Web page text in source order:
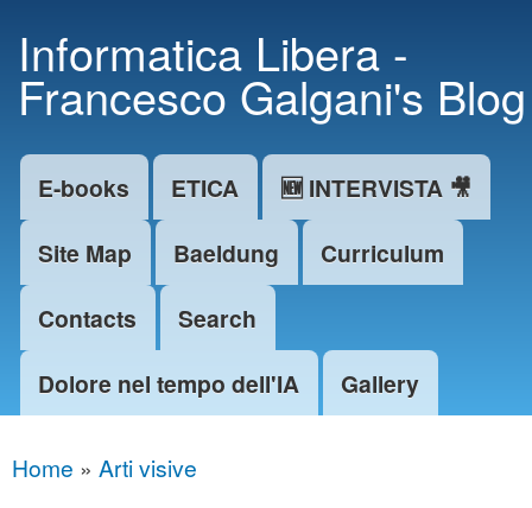
main
content
Informatica Libera -
Francesco Galgani's Blog
Main menu
E-books ETICA
🆕 INTERVISTA 🎥
Site Map
Baeldung
Curriculum
Contacts
Search
Dolore nel tempo dell'IA
Gallery
You are here
Home » Arti visive